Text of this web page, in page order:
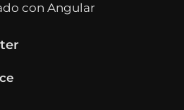
con Angular